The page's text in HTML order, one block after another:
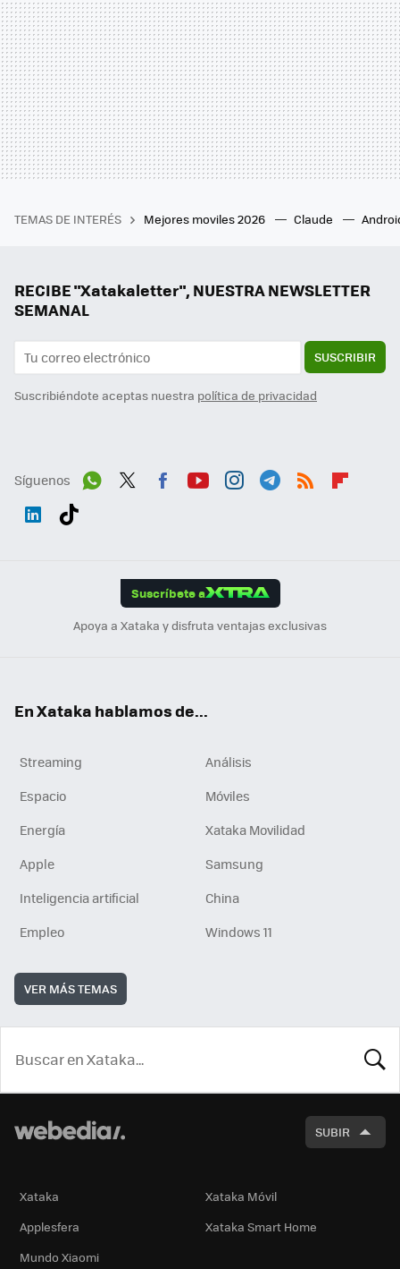
TEMAS DE INTERÉS Mejores moviles 2026 Claude
RECIBE "Xatakaletter", NUESTRA NEWSLETTER
SEMANAL
SUSCRIBIR
Suscribiéndote aceptas nuestra política de privacidad
Síguenos
Suscríbete a
Apoya a Xataka y disfruta ventajas exclusivas
En Xataka hablamos de...
Streaming
Análisis
Espacio
Móviles
Energía
Xataka Movilidad
Apple
Samsung
Inteligencia artificial
China
Empleo
Windows 11
VER MÁS TEMAS
SUBIR
Xataka
Xataka Móvil
Applesfera
Xataka Smart Home
Mundo Xiaomi